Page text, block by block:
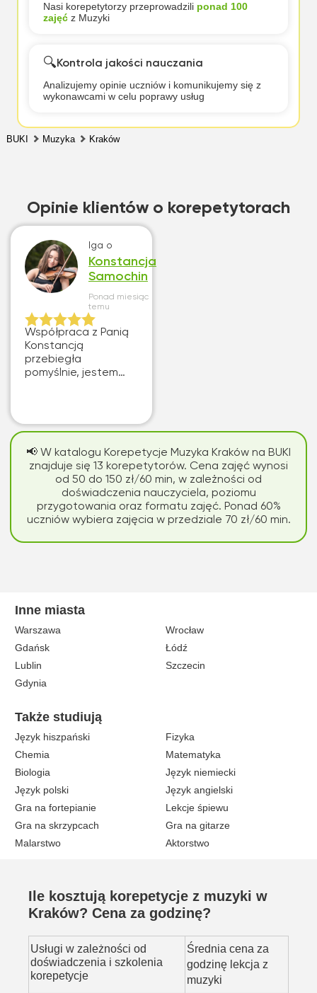
Nasi korepetytorzy przeprowadzili ponad 100
zajęćz Muzyki
🔍Kontrola jakości nauczania
Analizujemy opinie uczniów i komunikujemy się z
wykonawcami w celu poprawy usług
BUKI Muzyka Kraków
Opinie klientów o korepetytorach
Iga o
Konstancja
Samochin
Ponad miesiąc
temu
Współpraca z Panią
Konstancją
przebiegła
pomyślnie, jestem
📢 W katalogu Korepetycje Muzyka Kraków na BUKI
znajduje się 13 korepetytorów. Cena zajęć wynosi
od 50 do 150 zł/60 min, w zależności od
doświadczenia nauczyciela, poziomu
przygotowania oraz formatu zajęć. Ponad 60%
uczniów wybiera zajęcia w przedziale 70 zł/60 min.
Inne miasta
Warszawa
Wrocław
Gdańsk
Łódź
Lublin
Szczecin
Gdynia
Także studiują
Język hiszpański
Fizyka
Chemia
Matematyka
Biologia
Język niemiecki
Język polski
Język angielski
Gra na fortepianie
Lekcje śpiewu
Gra na skrzypcach
Gra na gitarze
Malarstwo
Aktorstwo
Ile kosztują korepetycje z muzyki w
Kraków? Cena za godzinę?
Usługi w zależności od
doświadczenia i szkolenia
korepetycje
Średnia cena za
godzinę lekcja z
muzyki